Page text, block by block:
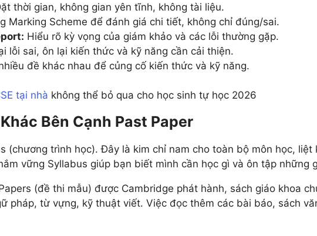
thời gian, không gian yên tĩnh, không tài liệu.
Marking Scheme để đánh giá chi tiết, không chỉ đúng/sai.
Hiểu rõ kỳ vọng của giám khảo và các lỗi thường gặp.
lỗi sai, ôn lại kiến thức và kỹ năng cần cải thiện.
đề khác nhau để củng cố kiến thức và kỹ năng.
tại nhà không thể bỏ qua cho học sinh tự học 2026
Bên Cạnh Past Paper
(chương trình học). Đây là kim chỉ nam cho toàn bộ môn học,
vững Syllabus giúp bạn biết mình cần học gì và ôn tập những
(đề thi mẫu) được Cambridge phát hành, sách giáo khoa
pháp, từ vựng, kỹ thuật viết. Việc đọc thêm các bài báo, sách